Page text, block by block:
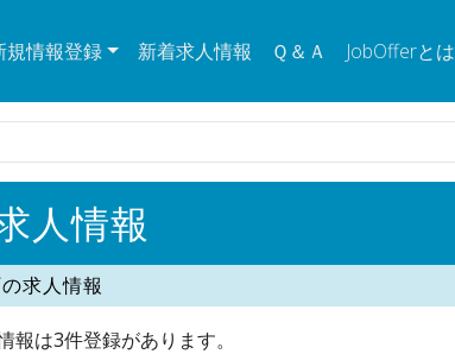
規情報登録 新着求人情報 Ｑ＆Ａ JobOfferとは
人情報
求人情報
は3件登録があります。